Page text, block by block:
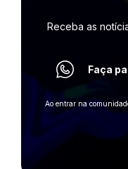
Receba as
Faça
Ao entrar na